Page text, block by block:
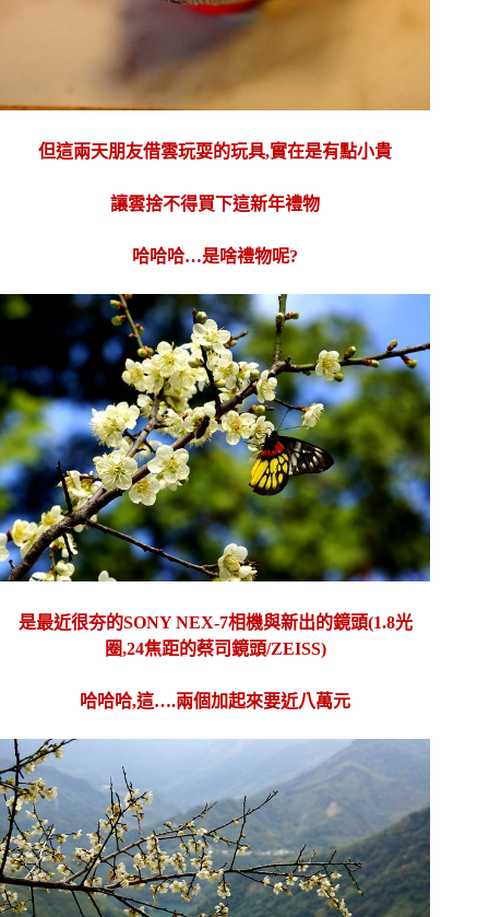
但這兩天朋友借雲玩耍的玩具,實在是有點小貴
讓雲捨不得買下這新年禮物
哈哈哈…是啥禮物呢?
是最近很夯的SONY NEX-7相機與新出的鏡頭(1.8光
圈,24焦距的蔡司鏡頭/ZEISS)
哈哈哈,這….兩個加起來要近八萬元